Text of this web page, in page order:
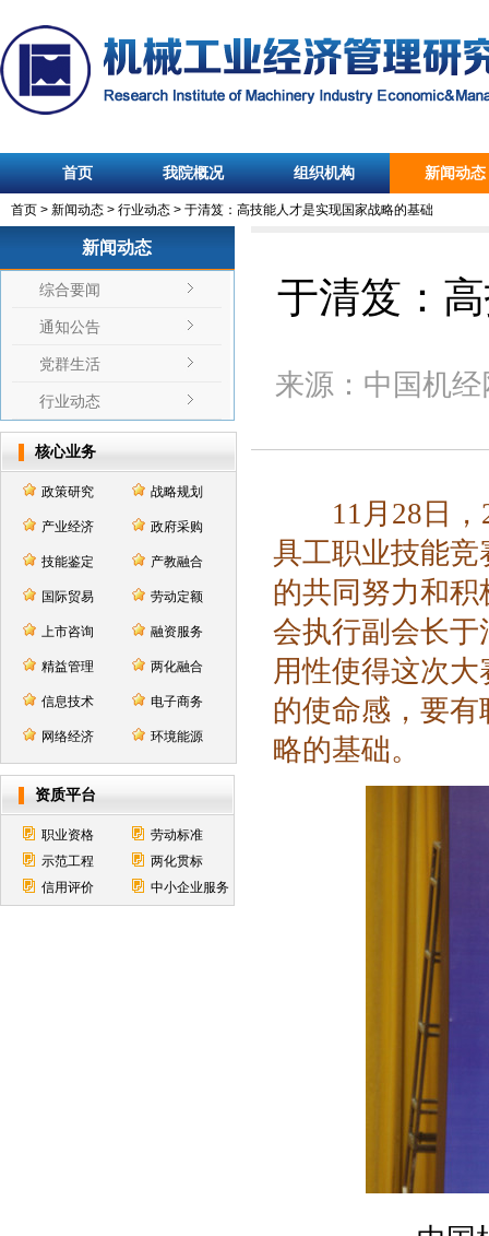
首页 我院概况 组织机构 新闻动态
首页 > 新闻动态 > 行业动态 > 于清笈：高技能人才是实现国家战略的基础
新闻动态
综合要闻
通知公告
党群生活
行业动态
核心业务
政策研究 战略规划
产业经济 政府采购
技能鉴定 产教融合
国际贸易 劳动定额
上市咨询 融资服务
精益管理 两化融合
信息技术 电子商务
网络经济 环境能源
资质平台
职业资格
劳动标准
示范工程
两化贯标
信用评价
中小企业服务
于清笈：
来源： 中国机经
11月28日，
具工职业技能
的共同努力和
会执行副会长
用性使得这次
的使命感，要
略的基础。